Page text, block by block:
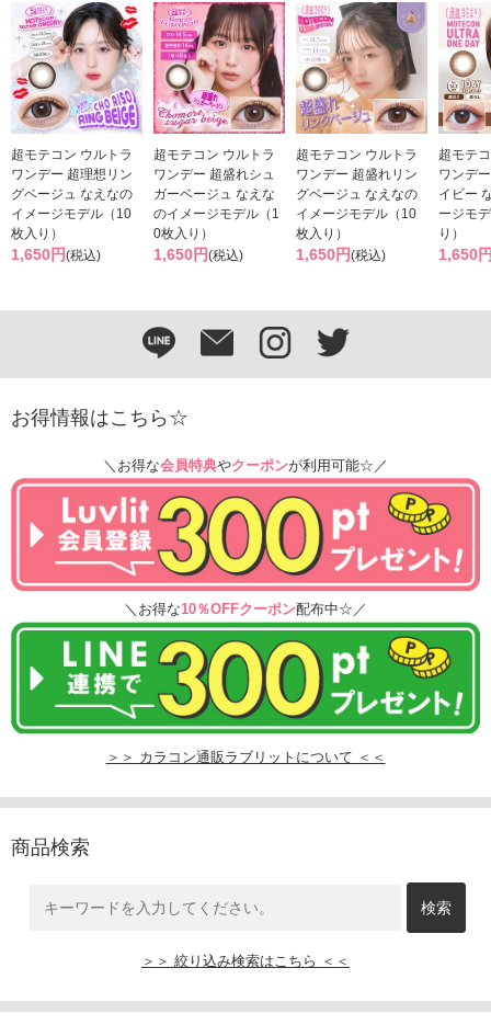
超モテコン ウルトラ
ワンデー 超理想リン
グベージュ なえなの
イメージモデル（10
枚入り）
1,650円(税込)
超モテコン ウルトラ
ワンデー 超盛れシュ
ガーベージュ なえな
のイメージモデル（1
0枚入り）
1,650円(税込)
超モテコン ウルトラ
ワンデー 超盛れリン
グベージュ なえなの
イメージモデル（10
枚入り）
1,650円(税込)
超モテ
ワンデ
イビー
ージモ
り）
1,650
お得情報はこちら☆
＼お得な会員特典やクーポンが利用可能☆／
＼お得な10％OFFクーポン配布中☆／
＞＞ カラコン通販ラブリットについて ＜＜
商品検索
＞＞ 絞り込み検索はこちら ＜＜